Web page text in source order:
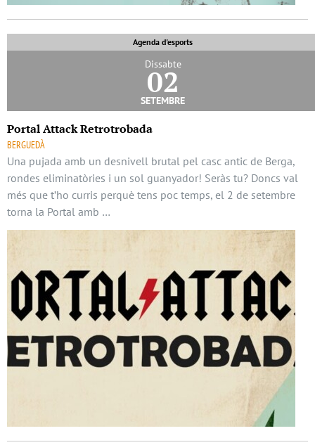
Agenda d'esports
Dissabte
02
setembre
Portal Attack Retrotrobada
BERGUEDÀ
Una pujada amb un desnivell brutal pel casc antic de Berga,
rondes eliminatòries i un sol guanyador! Seràs tu? Doncs val
més que t’ho curris perquè tens poc temps, el 2 de setembre
torna la Portal amb …